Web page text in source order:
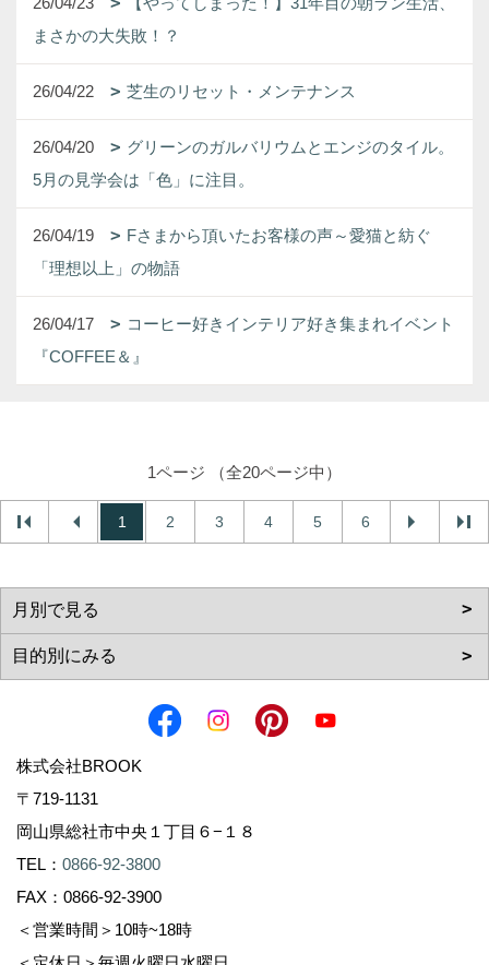
まさかの大失敗！？
26/04/22 芝生のリセット・メンテナンス
26/04/20
グリーンのガルバリウムとエンジのタイル。
5月の見学会は「色」に注目。
26/04/19
Fさまから頂いたお客様の声～愛猫と紡ぐ
「理想以上」の物語
26/04/17
コーヒー好きインテリア好き集まれイベント
『COFFEE＆』
1ページ （全20ページ中）
1 2 3 4 5 6
株式会社BROOK
〒719-1131
岡山県総社市中央１丁目６−１８
TEL： 0866-92-3800
FAX：0866-92-3900
＜営業時間＞10時~18時